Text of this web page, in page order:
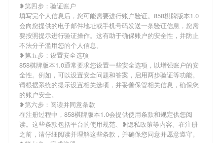
❥第四步：验证账户
填写完个人信息后，您可能需要进行账户验证。858棋牌版本1.0
会向您提供的电子邮件地址或手机号码发送一条验证信息，您需
要按照提示进行验证操作。这有助于确保账户的安全性，并防止
不法分子滥用您的个人信息。
❥第五步：设置安全选项
858棋牌版本1.0通常要求您设置一些安全选项，以增强账户的安
全性。例如，可以设置安全问题和答案，启用两步验证等功能。
请根据系统的提示设置相关选项，并妥善保管相关信息，确保您
的账户安全。
❥第六步：阅读并同意条款
在注册过程中，858棋牌版本1.0会提供使用条款和规定供您阅
读。这些条款包括平台的使用规范、❥隐私政策等内容。在注册
之前，请仔细阅读并理解这些条款，并确保您同意并愿意遵守。